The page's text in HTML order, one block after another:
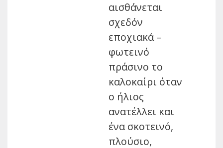
αισθάνεται
σχεδόν
εποχιακά –
φωτεινό
πράσινο το
καλοκαίρι όταν
ο ήλιος
ανατέλλει και
ένα σκοτεινό,
πλούσιο,